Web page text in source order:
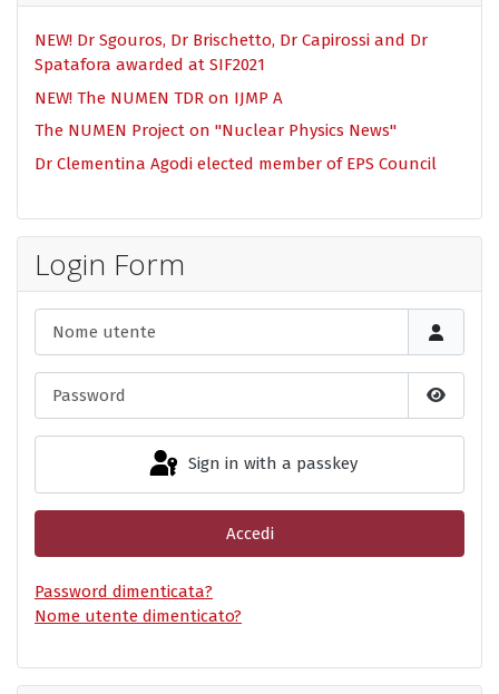
NEW! Dr Sgouros, Dr Brischetto, Dr Capirossi and Dr
Spatafora awarded at SIF2021
NEW! The NUMEN TDR on IJMP A
The NUMEN Project on "Nuclear Physics News"
Dr Clementina Agodi elected member of EPS Council
Login Form
Show
Sign in with a passkey
Accedi
Password dimenticata?
Nome utente dimenticato?